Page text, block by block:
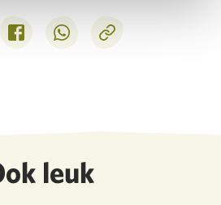
Twitter
Deel op Facebook
Deel op WhatsApp
Kopieer link
leuk